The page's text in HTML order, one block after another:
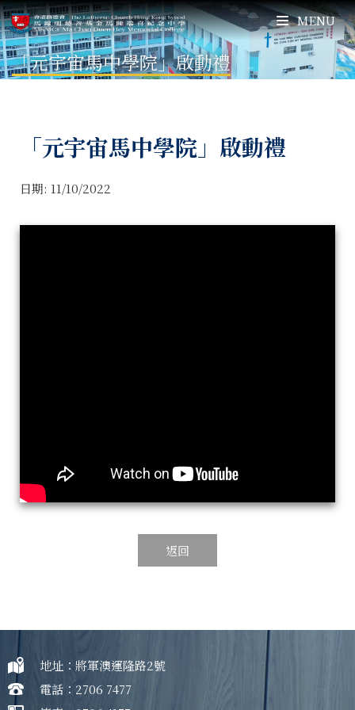
MENU
「元宇宙馬中學院」啟動禮
「元宇宙馬中學院」啟動禮
日期: 11/10/2022
返回
地址：將軍澳運隆路2號
電話：2706 7477